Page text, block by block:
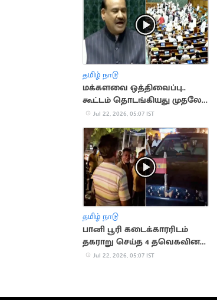
தமிழ் நாடு
மக்களவை ஒத்திவைப்பு..
கூட்டம் தொடங்கியது முதலே
எதிர்க்கட்சி எம்பிக்கள் அமளி
Jul 22, 2026, 05:07 IST
தமிழ் நாடு
பானி பூரி கடைக்காரரிடம்
தகராறு செய்த 4 தவெகவினர்
கைது
Jul 22, 2026, 05:07 IST